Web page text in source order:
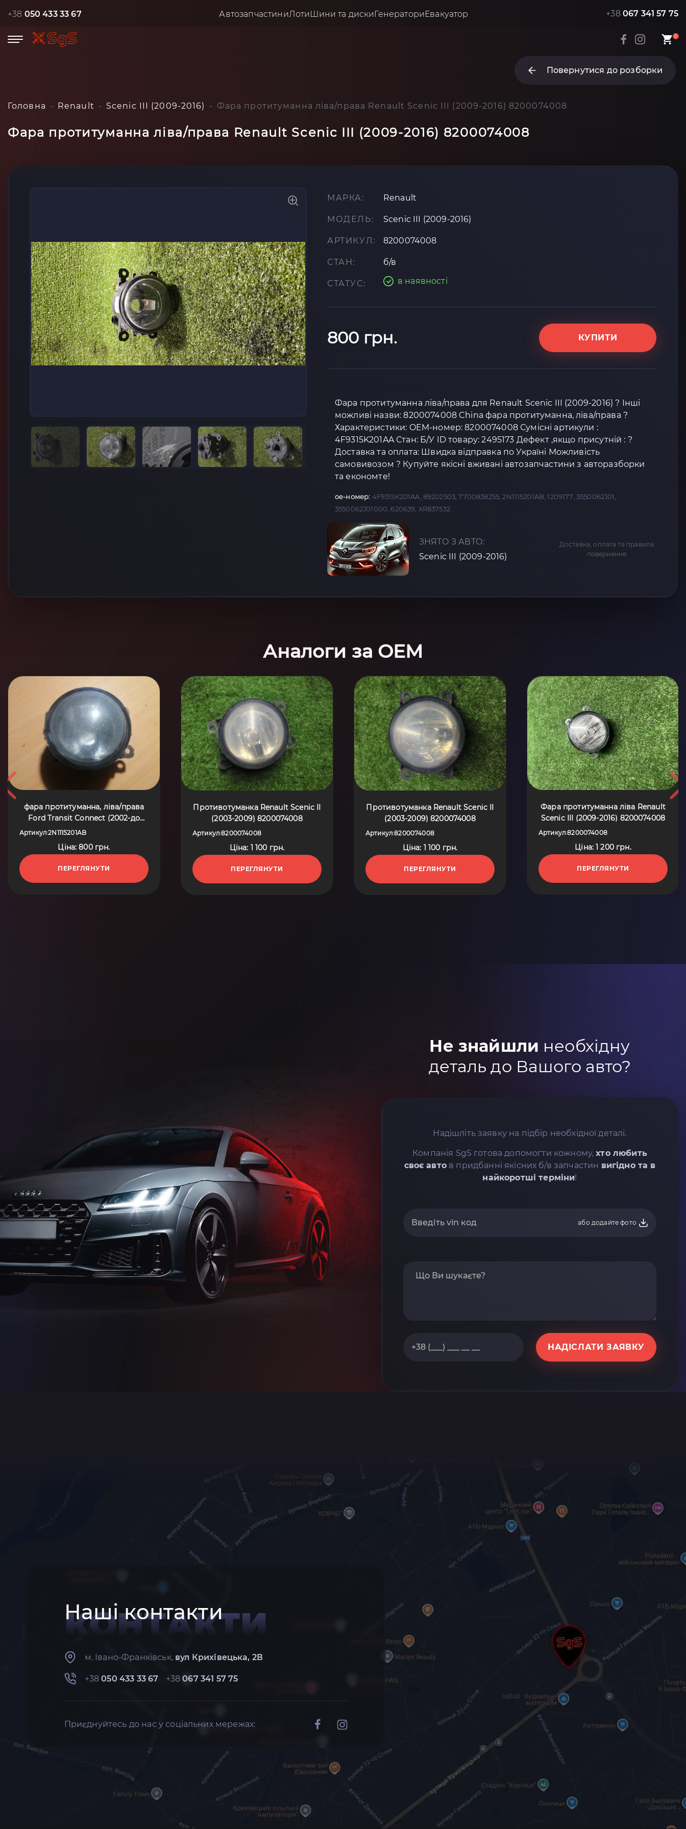
+38 050 433 33 67 АвтозапчастиниЛотиШини та дискиГенераториЕвакуатор +38 067 341 57 75
0
Повернутися до розборки
Головна Renault Scenic III (2009-2016) Фара протитуманна ліва/права Renault Scenic III (2009-2016) 8200074008
Фара протитуманна ліва/права Renault Scenic III (2009-2016) 8200074008
МАРКА: Renault
МОДЕЛЬ: Scenic III (2009-2016)
АРТИКУЛ: 8200074008
СТАН: б/в
СТАТУС: в наявності
800 грн. КУПИТИ
Фара протитуманна ліва/права для Renault Scenic III (2009-2016) ? Інші
можливі назви: 8200074008 China фара протитуманна, ліва/права ?
Характеристики: OEM-номер: 8200074008 Сумісні артикули :
4F9315K201AA Стан: Б/У ID товару: 2495173 Дефект ,якщо присутній : ?
Доставка та оплата: Швидка відправка по Україні Можливість
самовивозом ? Купуйте якісні вживані автозапчастини з авторазборки
та економте!
oe-номер: 4F9315K201AA, 89202503, 7700838255, 2N1115201AB, 1209177, 3550062J01,
3550062J01000, 620639, XR837532
ЗНЯТО З АВТО:
Scenic III (2009-2016)
Доставка, оплата та правила
повернення
Аналоги за OEM
фара протитуманна, ліва/права
Ford Transit Connect (2002-до
тепер) 2N1115201AB
Артикул:2N1115201AB
Ціна: 800 грн.
ПЕРЕГЛЯНУТИ
Противотуманка Renault Scenic II
(2003-2009) 8200074008
Артикул:8200074008
Ціна: 1 100 грн.
ПЕРЕГЛЯНУТИ
Противотуманка Renault Scenic II
(2003-2009) 8200074008
Артикул:8200074008
Ціна: 1 100 грн.
ПЕРЕГЛЯНУТИ
Фара протитуманна ліва Renault
Scenic III (2009-2016) 8200074008
Артикул:8200074008
Ціна: 1 200 грн.
ПЕРЕГЛЯНУТИ
Не знайшли необхідну
деталь до Вашого авто?
Надішліть заявку на підбір необхідної деталі.
Компанія SgS готова допомогти кожному,хто любить
своє автов придбанні якісних б/в запчастин вигідно та в
найкоротші терміни!
або додайте фото
НАДІСЛАТИ ЗАЯВКУ
Наші контакти
КОНТАКТИ
м. Івано-Франківськ, вул Крихівецька, 2В
+38050 433 33 67 +38067 341 57 75
Приєднуйтесь до нас у соціальних мережах: